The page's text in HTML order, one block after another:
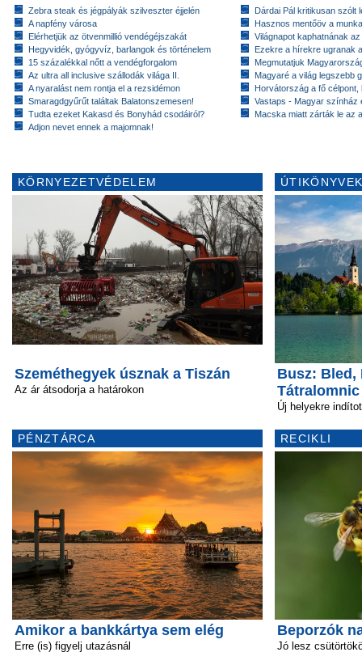
Zebra steak és jégpályák szilveszter éjjelén
A napfény városa
Elérhetjük az ötvenmillió vendégéjszakát
Hegyvidék, gyógyvíz, barlangok és történelem
15 százalékkal nőtt a vendégforgalom
Az ultra all inclusive szállodák világa II.
A nyaralást nem rontja el a rezsidémon
Smaragdgyűrűt találtak Balatonszemesen!
Tudta ezeket Kakasd és Bonyhád csodáiról?
Adjon nevet ennek a majomnak!
Dárdai Pál kritikusan szólt
Hasznos mentőöv a
Világnapot kaphatnának
Ezekre a hírekre ugranak
Megmutatjuk
Magyaré a világ legszebb
Horvátország a fő célpont,
Vastaps - Magyar színház
Macska miatt zárták le az
KÖRNYEZETVÉDELEM
Szeméthegyek úsznak a Tiszán
Az ár átsodorja a határokon
PÉNZTÁRCA
Amikor a bankkártya sem elég
Erre (is) figyelj utazásnál
Busz: Bled,
Tátralomnic
Új helyekre
RECIKLI
Beporzók
Jó lesz